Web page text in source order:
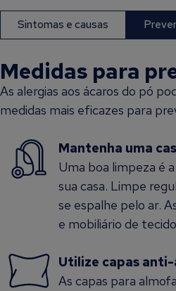
Sintomas e causas
Medidas para
As alergias aos ácaros do pó
medidas mais eficazes para
Mantenha uma
Uma boa limpeza é
sua casa. Limpe
se espalhe pelo ar.
e mobiliário de
Utilize capas
As capas para